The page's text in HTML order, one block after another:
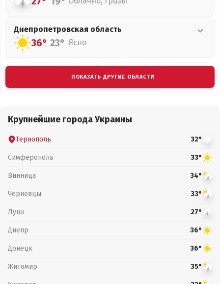
Днепропетровская область
36° 23° Ясно
ПОКАЗАТЬ ДРУГИЕ ОБЛАСТИ
Крупнейшие города Украины
Тернополь 32°
Симферополь 33°
Винница 34°
Черновцы 33°
Луцк 27°
Днепр 36°
Донецк 36°
Житомир 35°